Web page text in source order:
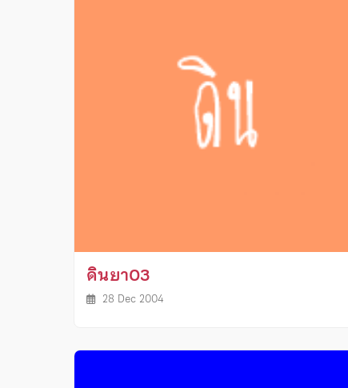
ดินยา03
28 Dec 2004